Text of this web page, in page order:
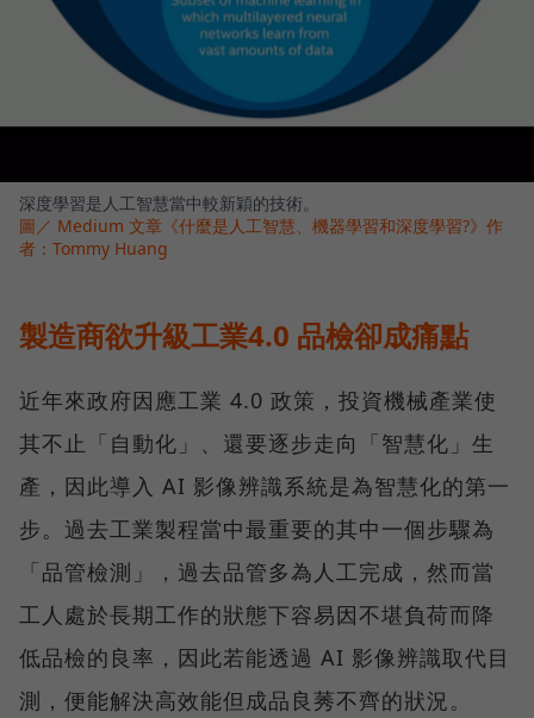
深度學習是人工智慧當中較新穎的技術。
圖／ Medium 文章《什麼是人工智慧、機器學習和深度學習?》作
者：Tommy Huang
製造商欲升級工業4.0 品檢卻成痛點
近年來政府因應工業 4.0 政策，投資機械產業使
其不止「自動化」、還要逐步走向「智慧化」生
產，因此導入 AI 影像辨識系統是為智慧化的第一
步。過去工業製程當中最重要的其中一個步驟為
「品管檢測」，過去品管多為人工完成，然而當
工人處於長期工作的狀態下容易因不堪負荷而降
低品檢的良率，因此若能透過 AI 影像辨識取代目
測，便能解決高效能但成品良莠不齊的狀況。